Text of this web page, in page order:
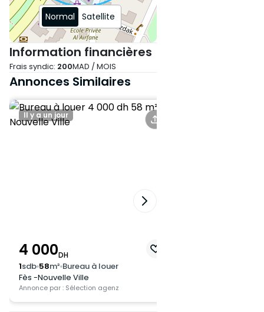
Normal Satellite
Information financières
Frais syndic: 200MAD / MOIS
Annonces Similaires
Il y a un jour
4 000DH
1sdb 58m² Bureau à louer
Fès -Nouvelle Ville
Annonce par : Sélection agenz